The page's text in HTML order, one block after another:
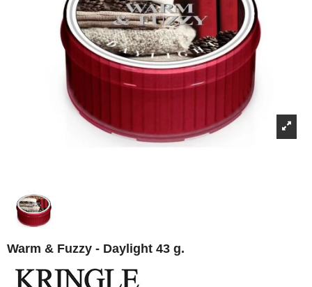
Warm & Fuzzy - Daylight 43 g.